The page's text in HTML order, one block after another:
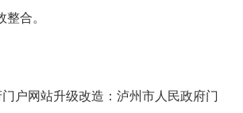
合。
户网站升级改造 ：泸州市人民政府门